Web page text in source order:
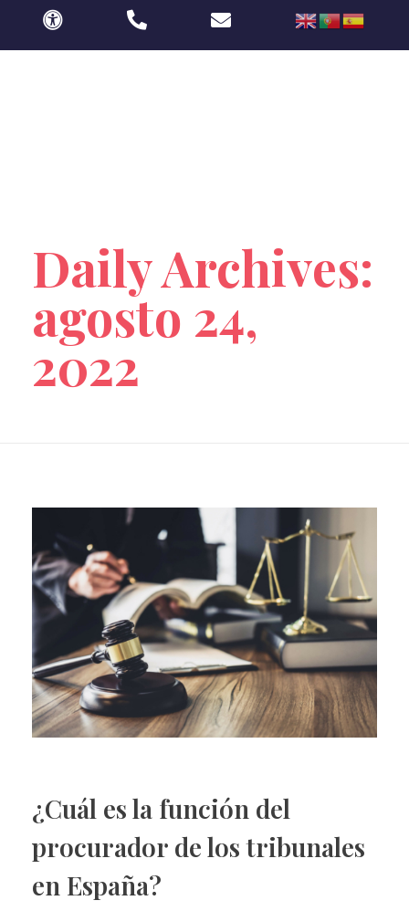
Daily Archives:
agosto 24,
2022
¿Cuál es la función del
procurador de los tribunales
en España?